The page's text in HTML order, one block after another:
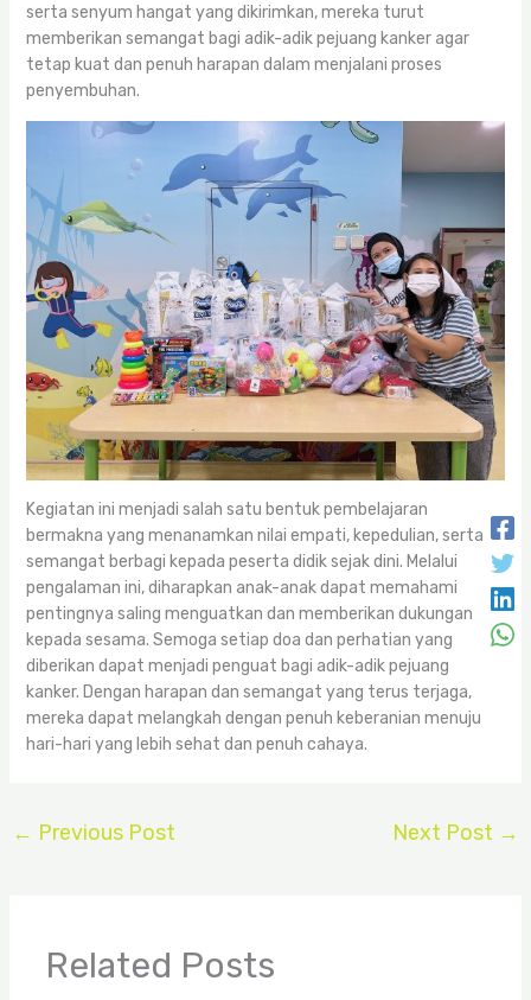
serta senyum hangat yang dikirimkan, mereka turut
memberikan semangat bagi adik-adik pejuang kanker agar
tetap kuat dan penuh harapan dalam menjalani proses
penyembuhan.
Kegiatan ini menjadi salah satu bentuk pembelajaran
bermakna yang menanamkan nilai empati, kepedulian, serta
semangat berbagi kepada peserta didik sejak dini. Melalui
pengalaman ini, diharapkan anak-anak dapat memahami
pentingnya saling menguatkan dan memberikan dukungan
kepada sesama. Semoga setiap doa dan perhatian yang
diberikan dapat menjadi penguat bagi adik-adik pejuang
kanker. Dengan harapan dan semangat yang terus terjaga,
mereka dapat melangkah dengan penuh keberanian menuju
hari-hari yang lebih sehat dan penuh cahaya.
← Previous Post Next Post →
Related Posts